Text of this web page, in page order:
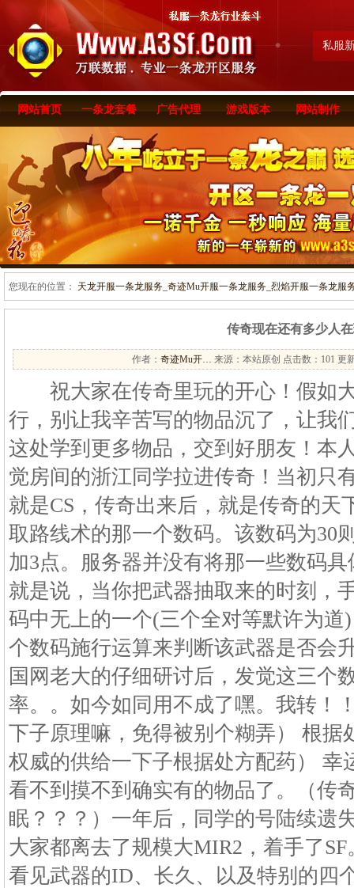
私服
网站首页 一条龙套餐 广告代理 游戏版本 网站制作
您现在的位置： 天龙开服一条龙服务_奇迹Mu开服一条龙服务_烈焰开服一条龙服
传奇现在还有多少人
作者： 奇迹Mu开… 来源：本站原创 点击数： 101 更
祝大家在传奇里玩的开心！假如
行，别让我辛苦写的物品沉了，让我
这处学到更多物品，交到好朋友！本
觉房间的浙江同学拉进传奇！当初只
就是CS，传奇出来后，就是传奇的天
取路线术的那一个数码。该数码为30
加3点。服务器并没有将那一些数码
就是说，当你把武器抽取来的时刻，
码中无上的一个(三个全对等默许为
个数码施行运算来判断该武器是否会
国网老大的仔细研讨后，发觉这三个
率。。如今如同用不成了嘿。我转！
下子原理嘛，免得被别个糊弄） 根据
权威的供给一下子根据处方配药） 幸
看不到摸不到确实有的物品了。（传
眠？？？）一年后，同学的号陆续遗
大家都离去了规模大MIR2，着手了
看见武器的ID、长久、以及特别的四